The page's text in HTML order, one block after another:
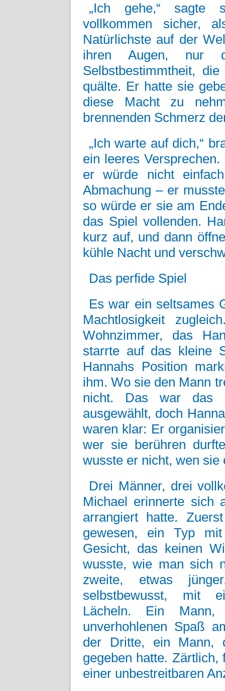
„Ich gehe,“ sagte
vollkommen sicher,
Natürlichste auf der
ihren Augen, nur
Selbstbestimmtheit,
quälte. Er hatte sie
diese Macht zu
brennenden Schmerz
„Ich warte auf dich,“
ein leeres
er würde nicht
Abmachung – er
so würde er sie am
das Spiel vollenden.
kurz auf, und dann
kühle Nacht und
Das perfide Spiel
Es war ein seltsames
Machtlosigkeit
Wohnzimmer, das
starrte auf das kleine
Hannahs Position
ihm. Wo sie den Mann
nicht. Das war das
ausgewählt, doch
waren klar: Er
wer sie berühren
wusste er nicht, wen sie
Drei Männer, drei
Michael erinnerte sich
arrangiert hatte.
gewesen, ein Typ
Gesicht, das keinen
wusste, wie man sich
zweite, etwas
selbstbewusst, mit
Lächeln. Ein
unverhohlenen Spaß
der Dritte, ein Mann,
gegeben hatte.
einer unbestreitbaren